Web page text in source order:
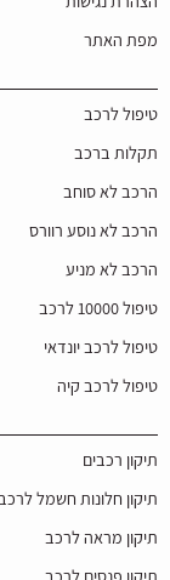
מפת האתר
טיפול לרכב
תקלות ברכב
הרכב לא סוחב
הרכב לא נוסע רוורס
הרכב לא מניע
טיפול 10000 לרכב
טיפול לרכב יונדאי
טיפול לרכב קיה
תיקון רכבים
תיקון חלונות חשמל
תיקון מראה לרכב